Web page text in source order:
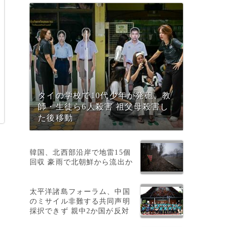
タイの学校で10代少年が発砲、教
師・生徒ら6人殺害 祖父母殺害し
た後移動
韓国、北西部沿岸で地雷15個
回収 豪雨で北朝鮮から流出か
太平洋諸島フォーラム、中国
のミサイル非難する共同声明
採択できず 親中2か国が反対